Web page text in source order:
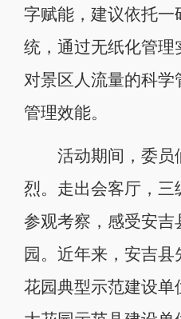
字赋能，建议依托一
统，通过无纸化管理
对景区人流量的科
管理效能。
活动期间，委员
烈。走出会客厅，
参观考察，感受安
园。近年来，安吉
花园典型示范建设单